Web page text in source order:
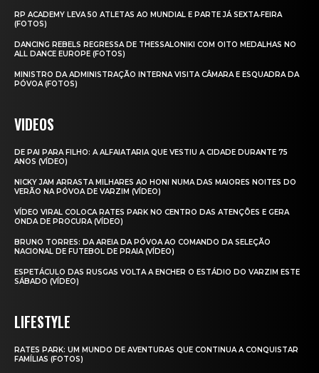
RP ACADEMY LEVA 50 ATLETAS AO MUNDIAL E PARTE JÁ SEXTA‑FEIRA
(FOTOS)
DANCING REBELS REGRESSA DE THESSALONIKI COM OITO MEDALHAS NO
ALL DANCE EUROPE (FOTOS)
MINISTRO DA ADMINISTRAÇÃO INTERNA VISITA CÂMARA E ESQUADRA DA
PÓVOA (FOTOS)
VIDEOS
DE PAI PARA FILHO: A ALFAIATARIA QUE VESTIU A CIDADE DURANTE 75
ANOS (VÍDEO)
NICKY JAM ARRASTA MILHARES AO HONI NUMA DAS MAIORES NOITES DO
VERÃO NA PÓVOA DE VARZIM (VÍDEO)
VÍDEO VIRAL COLOCA RATES PARK NO CENTRO DAS ATENÇÕES E GERA
ONDA DE PROCURA (VÍDEO)
BRUNO TORRES: DA AREIA DA PÓVOA AO COMANDO DA SELEÇÃO
NACIONAL DE FUTEBOL DE PRAIA (VÍDEO)
ESPETÁCULO DAS RUSGAS VOLTA A ENCHER O ESTÁDIO DO VARZIM ESTE
SÁBADO (VÍDEO)
LIFESTYLE
RATES PARK: UM MUNDO DE AVENTURAS QUE CONTINUA A CONQUISTAR
FAMÍLIAS (FOTOS)